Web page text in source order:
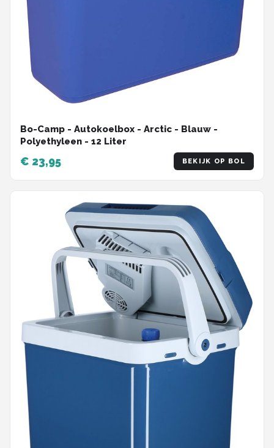
Bo-Camp - Autokoelbox - Arctic - Blauw -
Polyethyleen - 12 Liter
€ 23,95 BEKIJK OP BOL